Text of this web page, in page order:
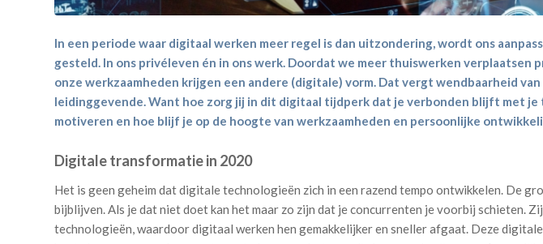
In een periode waar digitaal werken meer regel is dan uitzondering, wordt ons
gesteld. In ons privéleven én in ons werk. Doordat we meer thuiswerken verplaatsen
onze werkzaamheden krijgen een andere (digitale) vorm. Dat vergt wendbaarheid
leidinggevende. Want hoe zorg jij in dit digitaal tijdperk dat je verbonden blijft met je
motiveren en hoe blijf je op de hoogte van werkzaamheden en persoonlijke
Digitale transformatie in 2020
Het is geen geheim dat digitale technologieën zich in een razend tempo ontwikkelen. De
bijblijven. Als je dat niet doet kan het maar zo zijn dat je concurrenten je voorbij schieten.
technologieën, waardoor digitaal werken hen gemakkelijker en sneller afgaat. Deze